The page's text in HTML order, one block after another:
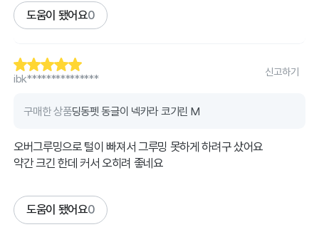
도움이 됐어요0
ibk***************
신고하기
구매한 상품딩동펫 동글이 넥카라 코기린 M
오버그루밍으로 털이 빠져서 그루밍 못하게 하려구 샀어요
약간 크긴 한데 커서 오히려 좋네요
도움이 됐어요0